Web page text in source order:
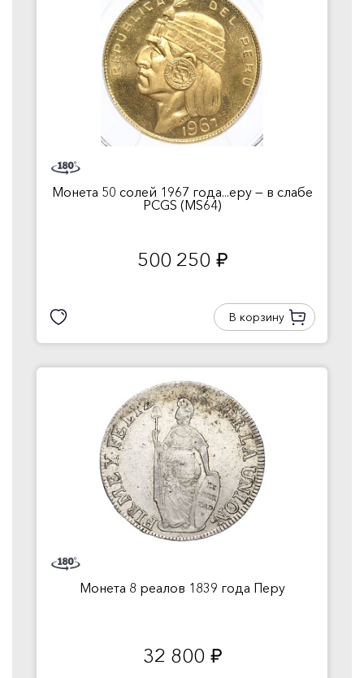
Монета 50 солей 1967 года...еру — в слабе
PCGS (MS64)
500 250 руб.
В корзину
Монета 8 реалов 1839 года Перу
32 800 руб.